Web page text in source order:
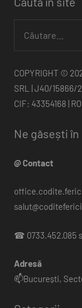
după:
COPYRIGHT ©
SRL | J40/15866/
CIF: 43354168 |
Ne găsești
@ Contact
☎ 0733.452.085
Adresă
📫București,